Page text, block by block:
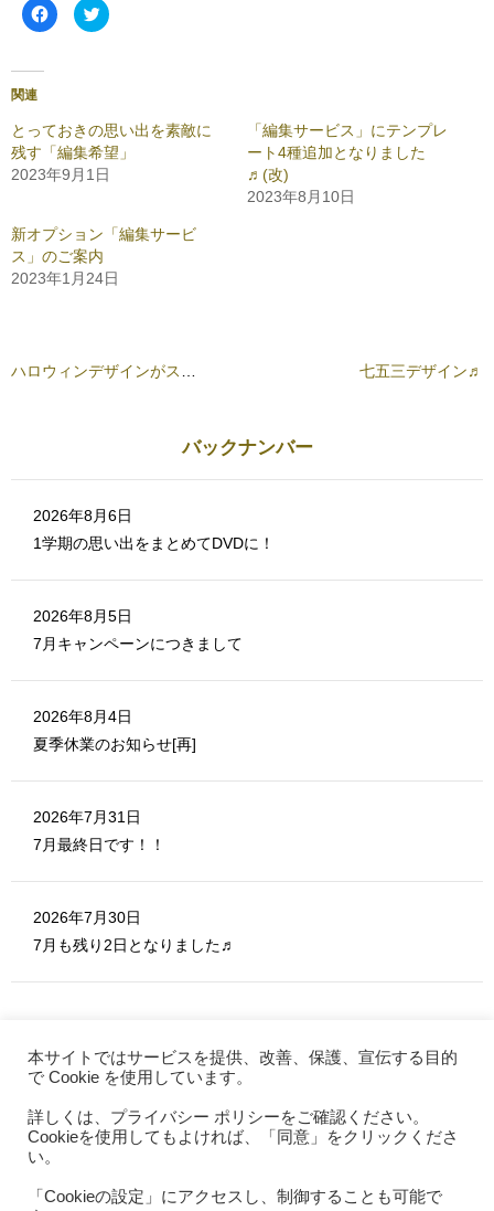
F
a
共
有
す
る
に
リ
ッ
ク
し
て
く
し
い
す
)
ク
リ
t
t
e
r
で
新
し
い
ウ
ィ
き
ま
関連
とっておきの思い出を素敵に
残す「編集希望」
2023年9月1日
「編集サービス」にテンプレ
ート4種追加となりました
♬(改)
2023年8月10日
新オプション「編集サービ
ス」のご案内
2023年1月24日
七五三デザイン♬
バックナンバー
2026年8月6日
1学期の思い出をまとめてDVDに！
2026年8月5日
7月キャンペーンにつきまして
2026年8月4日
夏季休業のお知らせ[再]
2026年7月31日
7月最終日です！！
2026年7月30日
7月も残り2日となりました♬
MERITE ホーム
利用規約
本サイトではサービスを提供、改善、保護、宣伝する目的
で Cookie を使用しています。
詳しくは、プライバシー ポリシーをご確認ください。
Cookieを使用してもよければ、「同意」をクリックくださ
い。
「Cookieの設定」にアクセスし、制御することも可能で